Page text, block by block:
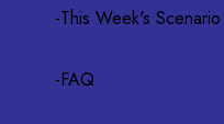
-This Week's Scenario
-FAQ